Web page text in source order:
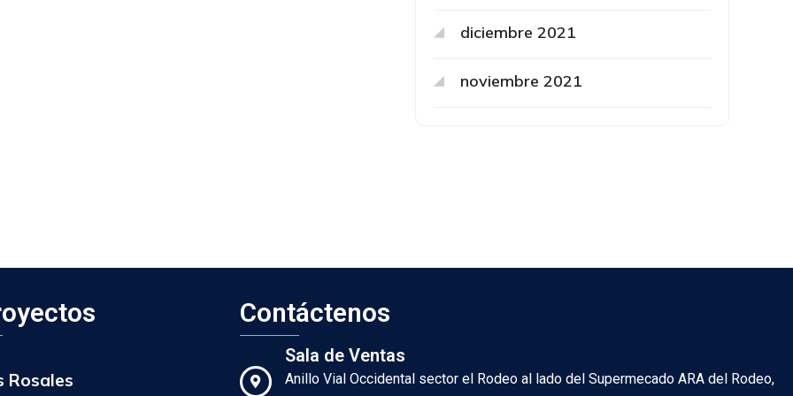
diciembre 2021
noviembre 2021
Rosales
Contáctenos
Sala de Ventas
Anillo Vial Occidental sector el Rodeo al lado del Supermecado ARA del Rodeo,